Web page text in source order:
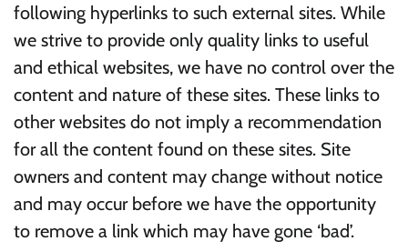
following hyperlinks to such external sites. While
we strive to provide only quality links to useful
and ethical websites, we have no control over the
content and nature of these sites. These links to
other websites do not imply a recommendation
for all the content found on these sites. Site
owners and content may change without notice
and may occur before we have the opportunity
to remove a link which may have gone ‘bad’.